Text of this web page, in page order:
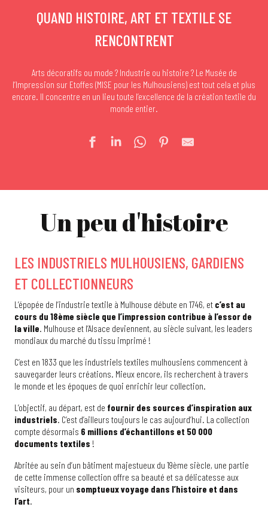
QUAND HISTOIRE, ART ET TEXTILE SE
RENCONTRENT
Arts décoratifs ou mode ? Industrie ou histoire ? Le Musée de
l’Impression sur Etoffes (MISE pour les Mulhousiens) est tout cela et plus
encore. Il concentre en un lieu toute l’excellence de la création textile du
monde entier.
Un peu d'histoire
LES INDUSTRIELS MULHOUSIENS, GARDIENS
ET COLLECTIONNEURS
L’épopée de l’industrie textile à Mulhouse débute en 1746, et c’est au
cours du 18ème siècle que l’impression contribue à l’essor de
la ville. Mulhouse et l’Alsace deviennent, au siècle suivant, les leaders
mondiaux du marché du tissu imprimé !
C’est en 1833 que les industriels textiles mulhousiens commencent à
sauvegarder leurs créations. Mieux encore, ils recherchent à travers
le monde et les époques de quoi enrichir leur collection.
L’objectif, au départ, est de fournir des sources d’inspiration aux
industriels. C’est d’ailleurs toujours le cas aujourd’hui. La collection
compte désormais 6 millions d’échantillons et 50 000
documents textiles !
Abritée au sein d’un bâtiment majestueux du 19ème siècle, une partie
de cette immense collection offre sa beauté et sa délicatesse aux
visiteurs, pour un somptueux voyage dans l’histoire et dans
l’art.